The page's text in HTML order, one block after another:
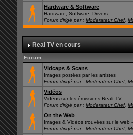
Hardware & Software
Hardware, Software, Drivers ...
Forum dirigé par :Moderateur Chef,
Real TV en cours
Forum
Vidcaps & Scans
Images postées par les artistes
Forum dirigé par :Moderateur Chef,
Vidéos
Vidéos sur les émissions Realt-TV
Forum dirigé par :Moderateur Chef,
On the Web
Images & Vidéos trouvées sur le web
Forum dirigé par :Moderateur Chef,